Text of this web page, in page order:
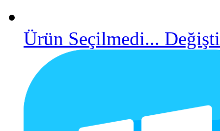
Ürün Seçilmedi...